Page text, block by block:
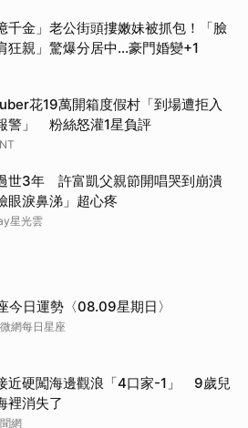
千金」老公街頭摟嫩妹被抓包！「臉
狂親」驚爆分居中...豪門婚變+1
花19萬開箱度假村「到場遭拒入
警」 粉絲怒灌1星負評
世3年 許富凱父親節開唱哭到崩潰
眼淚鼻涕」超心疼
星光雲
今日運勢〈08.09星期日〉
網每日星座
近硬闖海邊觀浪「4口家-1」 9歲兒
裡消失了
網